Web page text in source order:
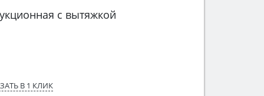
с вытяжкой
В 1 КЛИК